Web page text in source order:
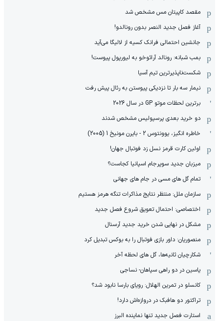
مقصد کاپیتان مس مشخص شد
آغاز فصل جدید النصر بدون رونالدو!
جانشین احتمالی فرانک کسیه از لالیگا می‌آید
بمب شبانه: رونالد آرائوخو به لیورپول پیوست!
شکست‌ناپذیرترین تیم آسیا
نیمار سه بار تا نزدیکی پیوستن به رئال پیش رفت
برترین لحظات موتو GP در سال 2026
دو خرید بعدی پرسپولیس مشخص شدند
خاطره انگیز، یوونتوس 2 - بایرن مونیخ 1 (2005)
اولین کارت قرمز نسل زد فوتبال جهان!
میزبان جدید سوپرجام اسپانیا کجاست؟
تمام گل های مسی در جام های جهانی
سازمان ملل: منتظر نتایج مذاکرات تنگه هرمز هستیم
اختصاصی: احتمال تعویق شروع فصل جدید
مشکل در نهایی شدن خرید جدید آرسنال
منصوریان: داور بازی فوتبال را به بوکس تبدیل کرد
شکارچیان ثانیه‌ها، گل های لحظه آخر
یاسین در دو راهی سپاهان- نساجی
کانسلو در تمرین الهلال: رویای بارسا نابود شد؟
تراکتور دو هافبک در دروازه‌اش دارد!
استارت فصل جدید تنها نماینده البرز